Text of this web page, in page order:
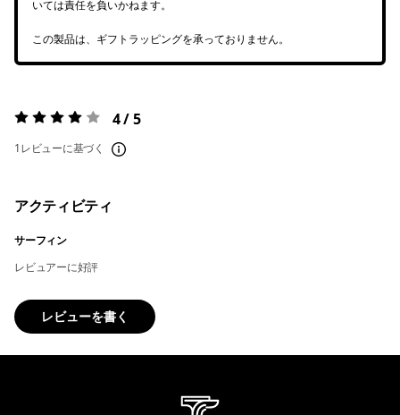
いては責任を負いかねます。
この製品は、ギフトラッピングを承っておりません。
評価:4 / 5 4 / 5
1レビューに基づく
アクティビティ
サーフィン
レビュアーに好評
レビューを書く